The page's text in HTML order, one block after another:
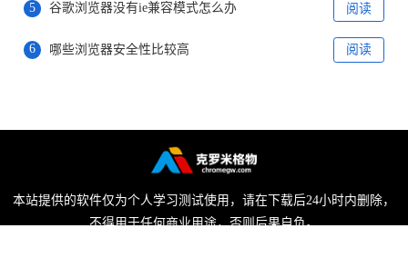
5 谷歌浏览器没有ie兼容模式怎么办 阅读
6 哪些浏览器安全性比较高 阅读
本站提供的软件仅为个人学习测试使用，请在下载后24小时内删除，
不得用于任何商业用途，否则后果自负。